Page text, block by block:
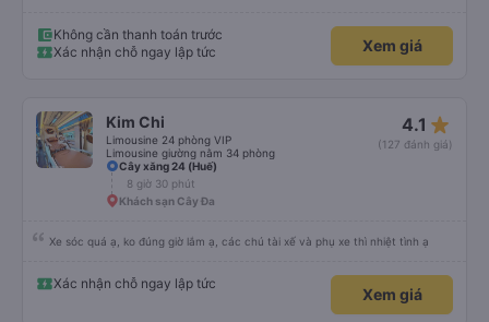
rắc rối như vậy, nhưng thật tốt khi thấy công ty xe buýt quan tâm đến
khách hàng của mình. Chúng tôi chắc chắn sẽ đi xe của họ lần nữa.
Không cần thanh toán trước
Xác nhận chỗ ngay lập tức
Xem giá
Kim Chi
Limousine 24 phòng VIP
Limousine giường nằm 34 phòng
4.1 star_rate
(127 đánh giá)
Cây xăng 24 (Huế)
8 giờ 30 phút
Khách sạn Cây Đa
Xe sóc quá ạ, ko đúng giờ lắm ạ, các chú tài xế và phụ xe thì nhiệt tình ạ
Xác nhận chỗ ngay lập tức
Xem giá